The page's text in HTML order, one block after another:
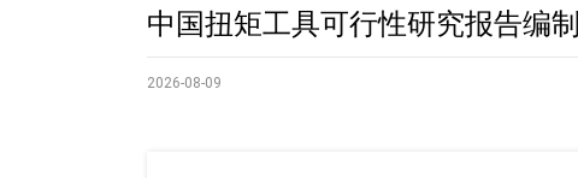
中国扭矩工具可行性研究报告编制
2026-08-09